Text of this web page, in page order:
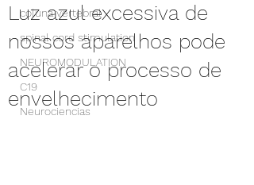
coluna vertebral
spinal cord stimulation
NEUROMODULATION
C19
Neurociencias
Luz azul excessiva de
nossos aparelhos pode
acelerar o processo de
envelhecimento